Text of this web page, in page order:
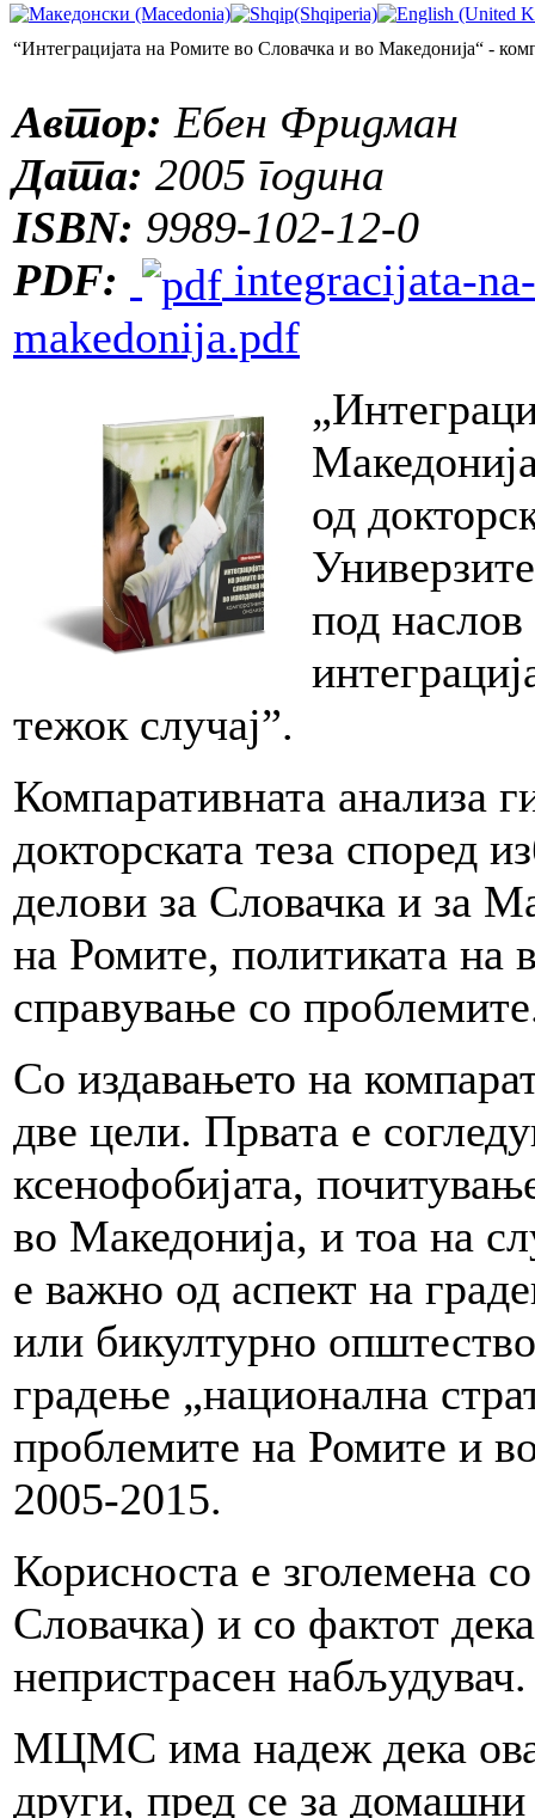
“Интеграцијата на Ромите во Словачка и во Македонија“ -
Автор: Ебен Фридман
Дата: 2005 година
ISBN: 9989-102-12-0
PDF:
integracijata-
makedonija.pdf
од
под
тежок случај”.
Компаративната анализа
докторската теза според
делови за Словачка и за
на Ромите, политиката на
справување со
Со издавањето на
две цели. Првата е
ксенофобијата,
во Македонија, и тоа на
е важно од аспект на
или бикултурно
градење „национална
проблемите на Ромите и
2005-2015.
Корисноста е зголемена
Словачка) и со фактот
непристрасен набљудувач.
МЦМС има надеж дека
други, пред се за